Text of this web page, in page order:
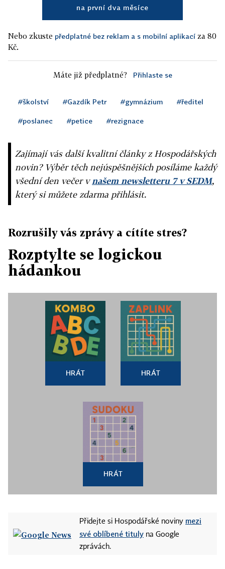
na první dva měsíce
Nebo zkuste předplatné bez reklam a s mobilní aplikací za 80
Kč.
Máte již předplatné? Přihlaste se
#školství #Gazdík Petr #gymnázium #ředitel
#poslanec #petice #rezignace
Zajímají vás další kvalitní články z Hospodářských
novin? Výběr těch nejúspěšnějších posíláme každý
všední den večer vnašem newsletteru 7 v SEDM,
který si můžete zdarma přihlásit.
Rozrušily vás zprávy a cítíte stres?
Rozptylte se logickou
hádankou
HRÁT HRÁT
HRÁT
Přidejte si Hospodářské noviny mezi
své oblíbené tituly na Google
zprávách.